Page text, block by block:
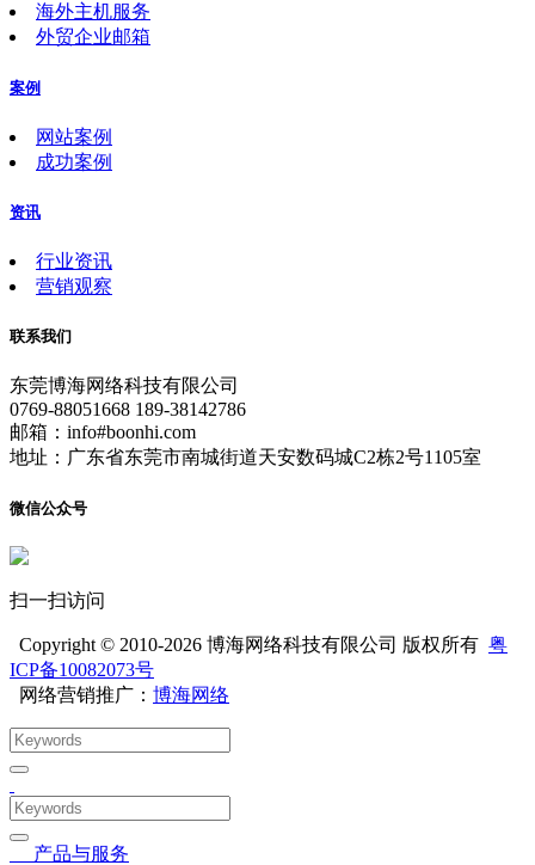
海外主机服务
外贸企业邮箱
案例
网站案例
成功案例
资讯
行业资讯
营销观察
联系我们
东莞博海网络科技有限公司
0769-88051668 189-38142786
邮箱：info#boonhi.com
地址：广东省东莞市南城街道天安数码城C2栋2号1105室
微信公众号
扫一扫访问
Copyright © 2010-2026 博海网络科技有限公司 版权所有 粤
ICP备10082073号
网络营销推广： 博海网络
产品与服务